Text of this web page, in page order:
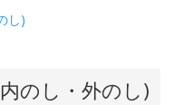
し)
のし・外のし)